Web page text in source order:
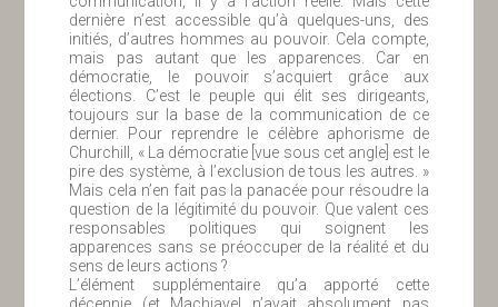
dernière n’est accessible qu’à quelques-uns, des
initiés, d’autres hommes au pouvoir. Cela compte,
mais pas autant que les apparences. Car en
démocratie, le pouvoir s’acquiert grâce aux
élections. C’est le peuple qui élit ses dirigeants,
toujours sur la base de la communication de ce
dernier. Pour reprendre le célèbre aphorisme de
Churchill, « La démocratie [vue sous cet angle] est le
pire des système, à l’exclusion de tous les autres. »
Mais cela n’en fait pas la panacée pour résoudre la
question de la légitimité du pouvoir. Que valent ces
responsables politiques qui soignent les
apparences sans se préoccuper de la réalité et du
sens de leurs actions ?
L’élément supplémentaire qu’a apporté cette
décennie (et Machiavel n’avait absolument pas